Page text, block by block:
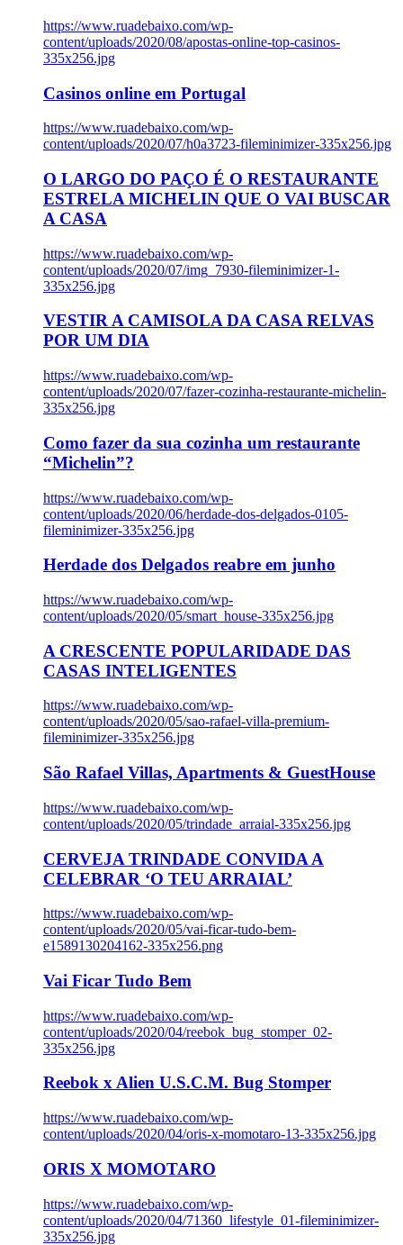
https://www.ruadebaixo.com/wp-
content/uploads/2020/08/apostas-online-top-casinos-
335x256.jpg
Casinos online em Portugal
https://www.ruadebaixo.com/wp-
content/uploads/2020/07/h0a3723-fileminimizer-335x256.jpg
O LARGO DO PAÇO É O RESTAURANTE
ESTRELA MICHELIN QUE O VAI BUSCAR
A CASA
https://www.ruadebaixo.com/wp-
content/uploads/2020/07/img_7930-fileminimizer-1-
335x256.jpg
VESTIR A CAMISOLA DA CASA RELVAS
POR UM DIA
https://www.ruadebaixo.com/wp-
content/uploads/2020/07/fazer-cozinha-restaurante-michelin-
335x256.jpg
Como fazer da sua cozinha um restaurante
“Michelin”?
https://www.ruadebaixo.com/wp-
content/uploads/2020/06/herdade-dos-delgados-0105-
fileminimizer-335x256.jpg
Herdade dos Delgados reabre em junho
https://www.ruadebaixo.com/wp-
content/uploads/2020/05/smart_house-335x256.jpg
A CRESCENTE POPULARIDADE DAS
CASAS INTELIGENTES
https://www.ruadebaixo.com/wp-
content/uploads/2020/05/sao-rafael-villa-premium-
fileminimizer-335x256.jpg
São Rafael Villas, Apartments & GuestHouse
https://www.ruadebaixo.com/wp-
content/uploads/2020/05/trindade_arraial-335x256.jpg
CERVEJA TRINDADE CONVIDA A
CELEBRAR ‘O TEU ARRAIAL’
https://www.ruadebaixo.com/wp-
content/uploads/2020/05/vai-ficar-tudo-bem-
e1589130204162-335x256.png
Vai Ficar Tudo Bem
https://www.ruadebaixo.com/wp-
content/uploads/2020/04/reebok_bug_stomper_02-
335x256.jpg
Reebok x Alien U.S.C.M. Bug Stomper
https://www.ruadebaixo.com/wp-
content/uploads/2020/04/oris-x-momotaro-13-335x256.jpg
ORIS X MOMOTARO
https://www.ruadebaixo.com/wp-
content/uploads/2020/04/71360_lifestyle_01-fileminimizer-
335x256.jpg